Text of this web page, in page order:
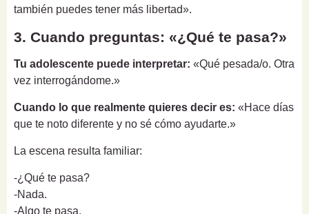
también puedes tener más libertad».
3. Cuando preguntas: «¿Qué te pasa?»
Tu adolescente puede interpretar: «Qué pesada/o. Otra
vez interrogándome.»
Cuando lo que realmente quieres decir es: «Hace días
que te noto diferente y no sé cómo ayudarte.»
La escena resulta familiar:
-¿Qué te pasa?
-Nada.
-Algo te pasa.